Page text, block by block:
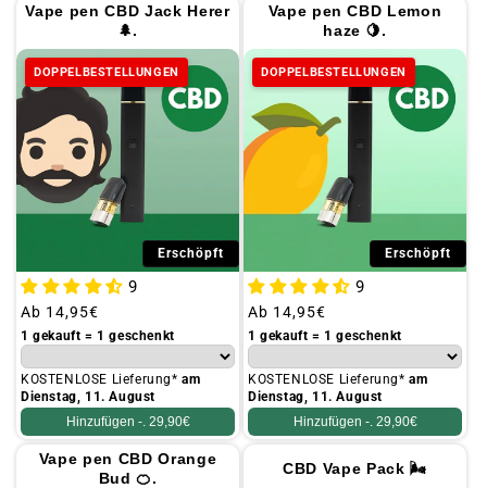
Vape pen CBD Jack Herer
🌲.
DOPPELBESTELLUNGEN
Erschöpft
9
Üblicher
Preis
Ab 14,95€
1 gekauft = 1 geschenkt
KOSTENLOSE Lieferung*am
Dienstag, 11. August
Hinzufügen -. 29,90€
Vape pen CBD Lemon
haze 🍋.
DOPPELBESTELLUNGEN
Erschöpft
9
Üblicher
Preis
Ab 14,95€
1 gekauft = 1 geschenkt
KOSTENLOSE Lieferung*am
Dienstag, 11. August
Hinzufügen -. 29,90€
Vape pen CBD Orange
Bud 🍊.
CBD Vape Pack 🌬️